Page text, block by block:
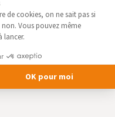
Bricolage
notre réseau
de cookies, on ne sait pas si
Vous pouvez même
lancer.
OK pour moi